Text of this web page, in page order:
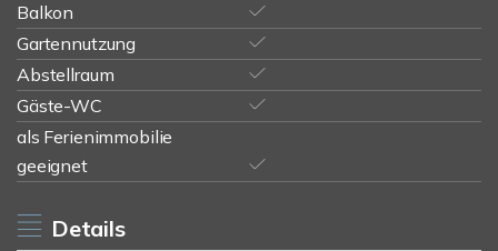
Balkon
Gartennutzung
Abstellraum
Gäste-WC
als Ferienimmobilie
geeignet
Details